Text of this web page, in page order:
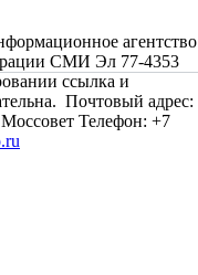
агентство
СМИ Эл 77-4353
ссылка и
Почтовый адрес:
Телефон: +7